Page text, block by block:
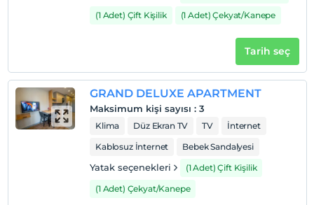
Odalarda sigara içilmez
Çocuklar
2 yaşına kadar olan bebekler ücretsizdir.
(1 Adet) Çift Kişilik
(1 Adet) Çekyat/Kanepe
Tarih seç
GRAND DELUXE APARTMENT
Maksimum kişi sayısı : 3
Klima Düz Ekran TV TV
İnternet
Kablosuz İnternet
Bebek Sandalyesi
Yatak seçenekleri
(1 Adet) Çift Kişilik
(1 Adet) Çekyat/Kanepe